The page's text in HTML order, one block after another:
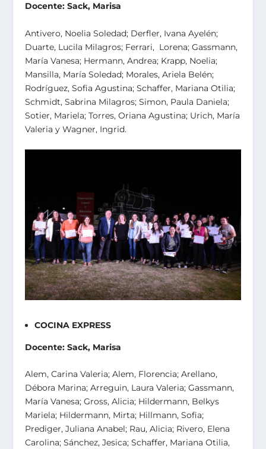
Docente: Sack, Marisa
Antivero, Noelia Soledad; Derfler, Ivana Ayelén;
Duarte, Lucila Milagros; Ferrari, Lorena; Gassmann,
María Vanesa; Hermann, Andrea; Krapp, Noelia;
Mansilla, María Soledad; Morales, Ariela Belén;
Rodríguez, Sofia Agustina; Schaffer, Mariana Otilia;
Schmidt, Sabrina Milagros; Simon, Paula Daniela;
Sotier, Mariela; Torres, Oriana Agustina; Urich, María
Valeria y Wagner, Ingrid.
COCINA EXPRESS
Docente: Sack, Marisa
Alem, Carina Valeria; Alem, Florencia; Arellano,
Débora Marina; Arreguin, Laura Valeria; Gassmann,
María Vanesa; Gross, Alicia; Hildermann, Belkys
Mariela; Hildermann, Mirta; Hillmann, Sofia;
Prediger, Juliana Anabel; Rau, Alicia; Rivero, Elena
Carolina; Sánchez, Jesica; Schaffer, Mariana Otilia,